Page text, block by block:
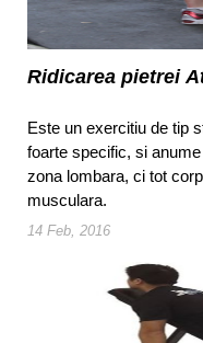
Ridicarea pietrei
Este un exercitiu de tip
foarte specific, si
zona lombara, ci tot
musculara.
14 Feb, 2016